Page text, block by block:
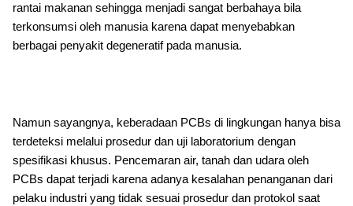
rantai makanan sehingga menjadi sangat berbahaya bila
terkonsumsi oleh manusia karena dapat menyebabkan
berbagai penyakit degeneratif pada manusia.
Namun sayangnya, keberadaan PCBs di lingkungan hanya bisa
terdeteksi melalui prosedur dan uji laboratorium dengan
spesifikasi khusus. Pencemaran air, tanah dan udara oleh
PCBs dapat terjadi karena adanya kesalahan penanganan dari
pelaku industri yang tidak sesuai prosedur dan protokol saat